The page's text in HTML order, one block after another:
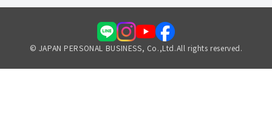
© JAPAN PERSONAL BUSINESS, Co.,Ltd.All rights reserved.